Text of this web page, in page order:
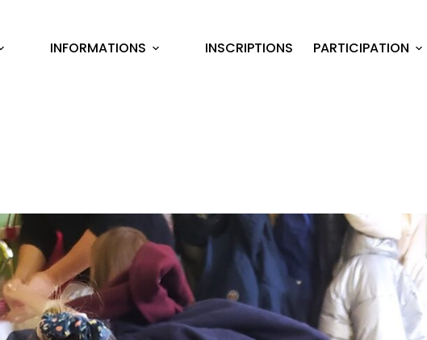
INFORMATIONS INSCRIPTIONS PARTICIPATION